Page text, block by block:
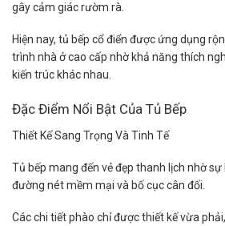
gây cảm giác rườm rà.
Hiện nay, tủ bếp cổ điển được ứng dụng
trình nhà ở cao cấp nhờ khả năng thích
kiến trúc khác nhau.
Đặc Điểm Nổi Bật Của Tủ Bếp
Thiết Kế Sang Trọng Và Tinh Tế
Tủ bếp mang đến vẻ đẹp thanh lịch nhờ
đường nét mềm mại và bố cục cân đối.
Các chi tiết phào chỉ được thiết kế vừa